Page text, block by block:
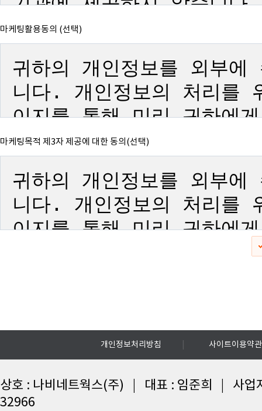
마케팅활용동의 (선택)
마케팅목적 제3자 제공에 대한 동의(선택)
개인정보처리방침 사이트이용약관
상호 : 나비네트웍스(주) | 대표 : 임준희 | 사업
32966